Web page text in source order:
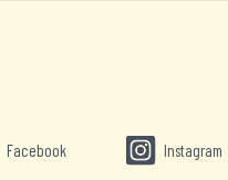
Facebook Instagram